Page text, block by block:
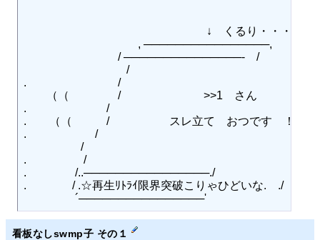
↓　くるり・・・
, ────────────────,
/ ───────────────‐　/
/ 　　　　　　　　　　　　　　　　　　
.　　　　　　　　/ 　　　　　　　　　　　　　　　　
（（　　　　 / 　　　　　　　>>1　さん　　　　　
.　　　　　　　/ 　　　　　　　　　　　　　　　　　
.　　（（　　　/ 　　　　　スレ立て　おつです　！！1
.　　　　　　/ 　　　　　　　　　　　　　　　　　　
/ 　　　　　　　　　　　　　　　　　　　　
.　　　　　/ 　　　　　　　　　　　　　　　　　　　
.　　　　 /..────────────────./
.　　　　/ .☆再生ﾘﾄﾗｲ限界突破こりゃひどいな.　./
看板なしswmp子 その１